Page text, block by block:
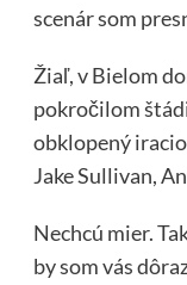
scenár som
Žiaľ, v Bielom
pokročilom
obklopený
Jake Sullivan,
Nechcú mier.
by som vás